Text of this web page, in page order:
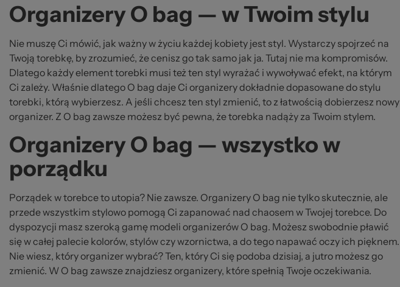
Organizery O bag — w Twoim stylu
Nie muszę Ci mówić, jak ważny w życiu każdej kobiety jest styl. Wystarczy spojrzeć na
Twoją torebkę, by zrozumieć, że cenisz go tak samo jak ja. Tutaj nie ma kompromisów.
Dlatego każdy element torebki musi też ten styl wyrażać i wywoływać efekt, na którym
Ci zależy. Właśnie dlatego O bag daje Ci organizery dokładnie dopasowane do stylu
torebki, którą wybierzesz. A jeśli chcesz ten styl zmienić, to z łatwością dobierzesz nowy
organizer. Z O bag zawsze możesz być pewna, że torebka nadąży za Twoim stylem.
Organizery O bag — wszystko w
porządku
Porządek w torebce to utopia? Nie zawsze. Organizery O bag nie tylko skutecznie, ale
przede wszystkim stylowo pomogą Ci zapanować nad chaosem w Twojej torebce. Do
dyspozycji masz szeroką gamę modeli organizerów O bag. Możesz swobodnie pławić
się w całej palecie kolorów, stylów czy wzornictwa, a do tego napawać oczy ich pięknem.
Nie wiesz, który organizer wybrać? Ten, który Ci się podoba dzisiaj, a jutro możesz go
zmienić. W O bag zawsze znajdziesz organizery, które spełnią Twoje oczekiwania.